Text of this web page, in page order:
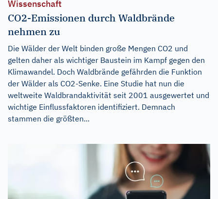
Wissenschaft
CO2-Emissionen durch Waldbrände
nehmen zu
Die Wälder der Welt binden große Mengen CO2 und
gelten daher als wichtiger Baustein im Kampf gegen den
Klimawandel. Doch Waldbrände gefährden die Funktion
der Wälder als CO2-Senke. Eine Studie hat nun die
weltweite Waldbrandaktivität seit 2001 ausgewertet und
wichtige Einflussfaktoren identifiziert. Demnach
stammen die größten...